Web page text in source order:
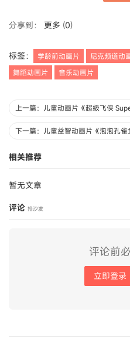
分享到： 更多 (0)
标签： 学龄前动画片 尼克频道动
舞蹈动画片
音乐动画片
相关推荐
暂无文章
评论 抢沙发
评论前
立即登录